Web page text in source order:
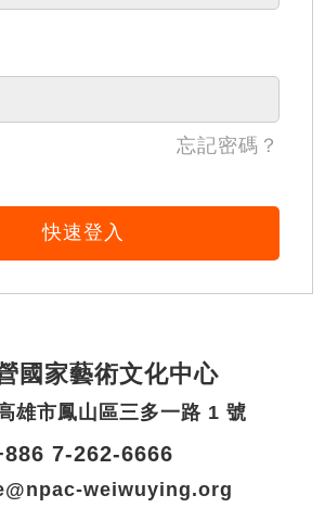
忘記密碼？
快速登入
國家藝術文化中心
雄市鳳山區三多一路 1 號
7-262-6666
weiwuying.org